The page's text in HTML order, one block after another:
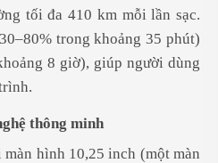
tối đa 410 km mỗi lần sạc.
trong khoảng 35 phút)
8 giờ), giúp người dùng
thông minh
hình 10,25 inch (một màn